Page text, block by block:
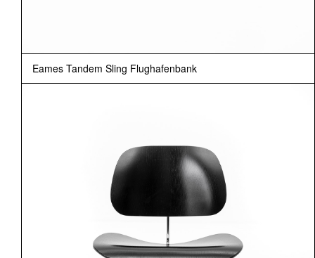
Eames Tandem Sling Flughafenbank